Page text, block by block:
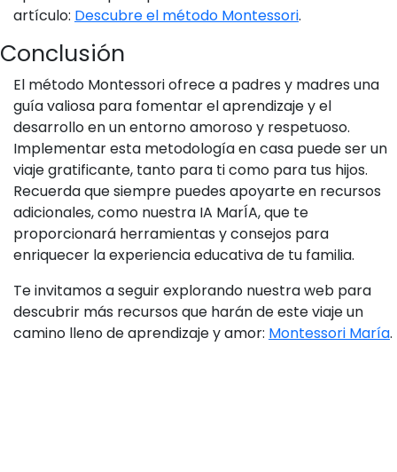
artículo: Descubre el método Montessori.
Conclusión
El método Montessori ofrece a padres y madres una
guía valiosa para fomentar el aprendizaje y el
desarrollo en un entorno amoroso y respetuoso.
Implementar esta metodología en casa puede ser un
viaje gratificante, tanto para ti como para tus hijos.
Recuerda que siempre puedes apoyarte en recursos
adicionales, como nuestra IA MarÍA, que te
proporcionará herramientas y consejos para
enriquecer la experiencia educativa de tu familia.
Te invitamos a seguir explorando nuestra web para
descubrir más recursos que harán de este viaje un
camino lleno de aprendizaje y amor: Montessori María.